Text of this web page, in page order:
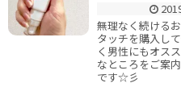
無理なく続ける
タッチを購入し
く男性にもオス
なところをご案
です☆彡